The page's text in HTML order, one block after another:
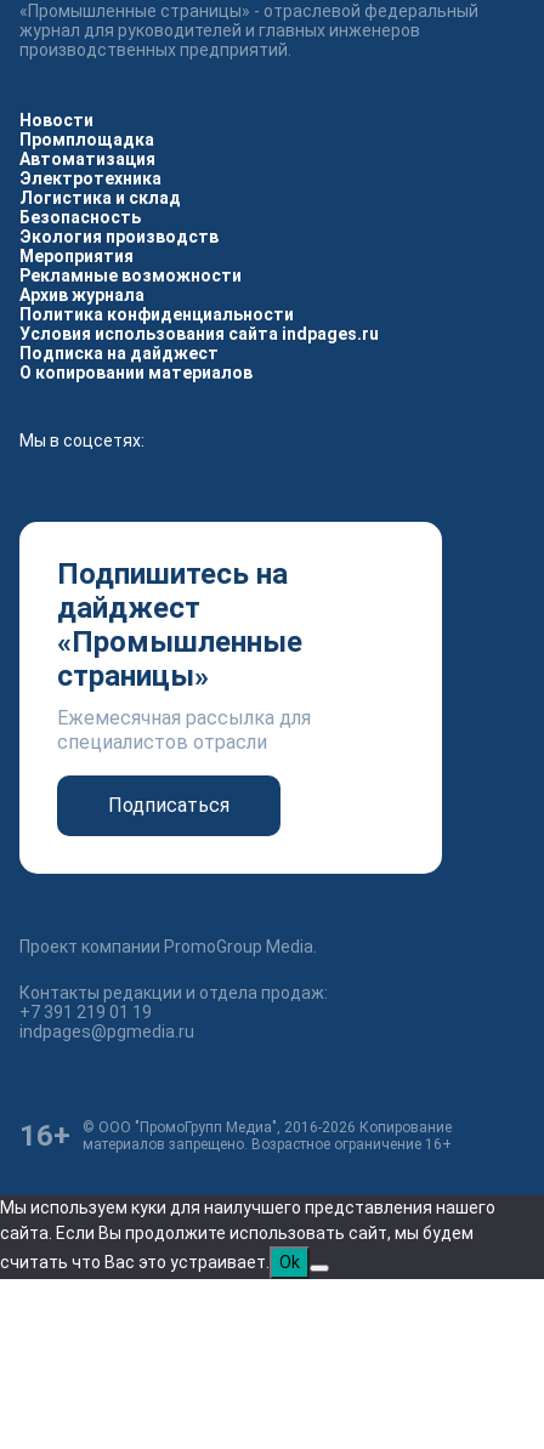
Новости
Промплощадка
Автоматизация
Электротехника
Логистика и склад
Безопасность
Экология производств
Мероприятия
Рекламные возможности
Архив журнала
Политика конфиденциальности
Условия использования сайта indpages.ru
Подписка на дайджест
О копировании материалов
Мы в соцсетях:
Подпишитесь на
дайджест
«Промышленные
страницы»
Ежемесячная рассылка для
специалистов отрасли
Подписаться
«Промышленные страницы» - отраслевой федеральный
журнал для руководителей и главных инженеров
производственных предприятий.
Проект компании PromoGroup Media.
Контакты редакции и отдела продаж:
+7 391 219 01 19
indpages@pgmedia.ru
© ООО "ПромоГрупп Медиа", 2016-2026 Копирование
материалов запрещено. Возрастное ограничение 16+
16+
Мы используем куки для наилучшего представления нашего
сайта. Если Вы продолжите использовать сайт, мы будем
считать что Вас это устраивает.
Ok